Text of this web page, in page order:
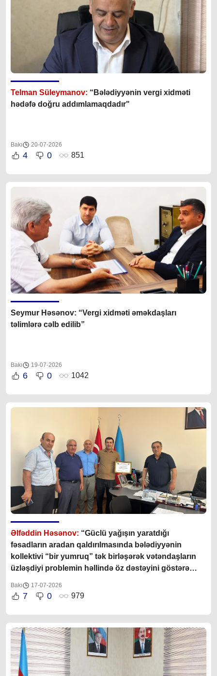
Telman Süleymanov: “Bələdiyyənin vergi xidməti
hədəfə doğru addımlamaqdadır"
Bakı 20-07-2026
4 0 851
Seymur Həsənov: “Vergi xidməti əməkdaşları
təlimlərə cəlb edilib”
Bakı 19-07-2026
6 0 1042
Əlfəddin Həsənov: “Güclü yağışın yaratdığı
fəsadların aradan qaldırılmasında bələdiyyənin
kollektivi “bir yumruq” tək birləşərək vətəndaşların
üzləşdiyi problemin həllində öz dəstəyini göstərə
Bakı 17-07-2026
7 0 979